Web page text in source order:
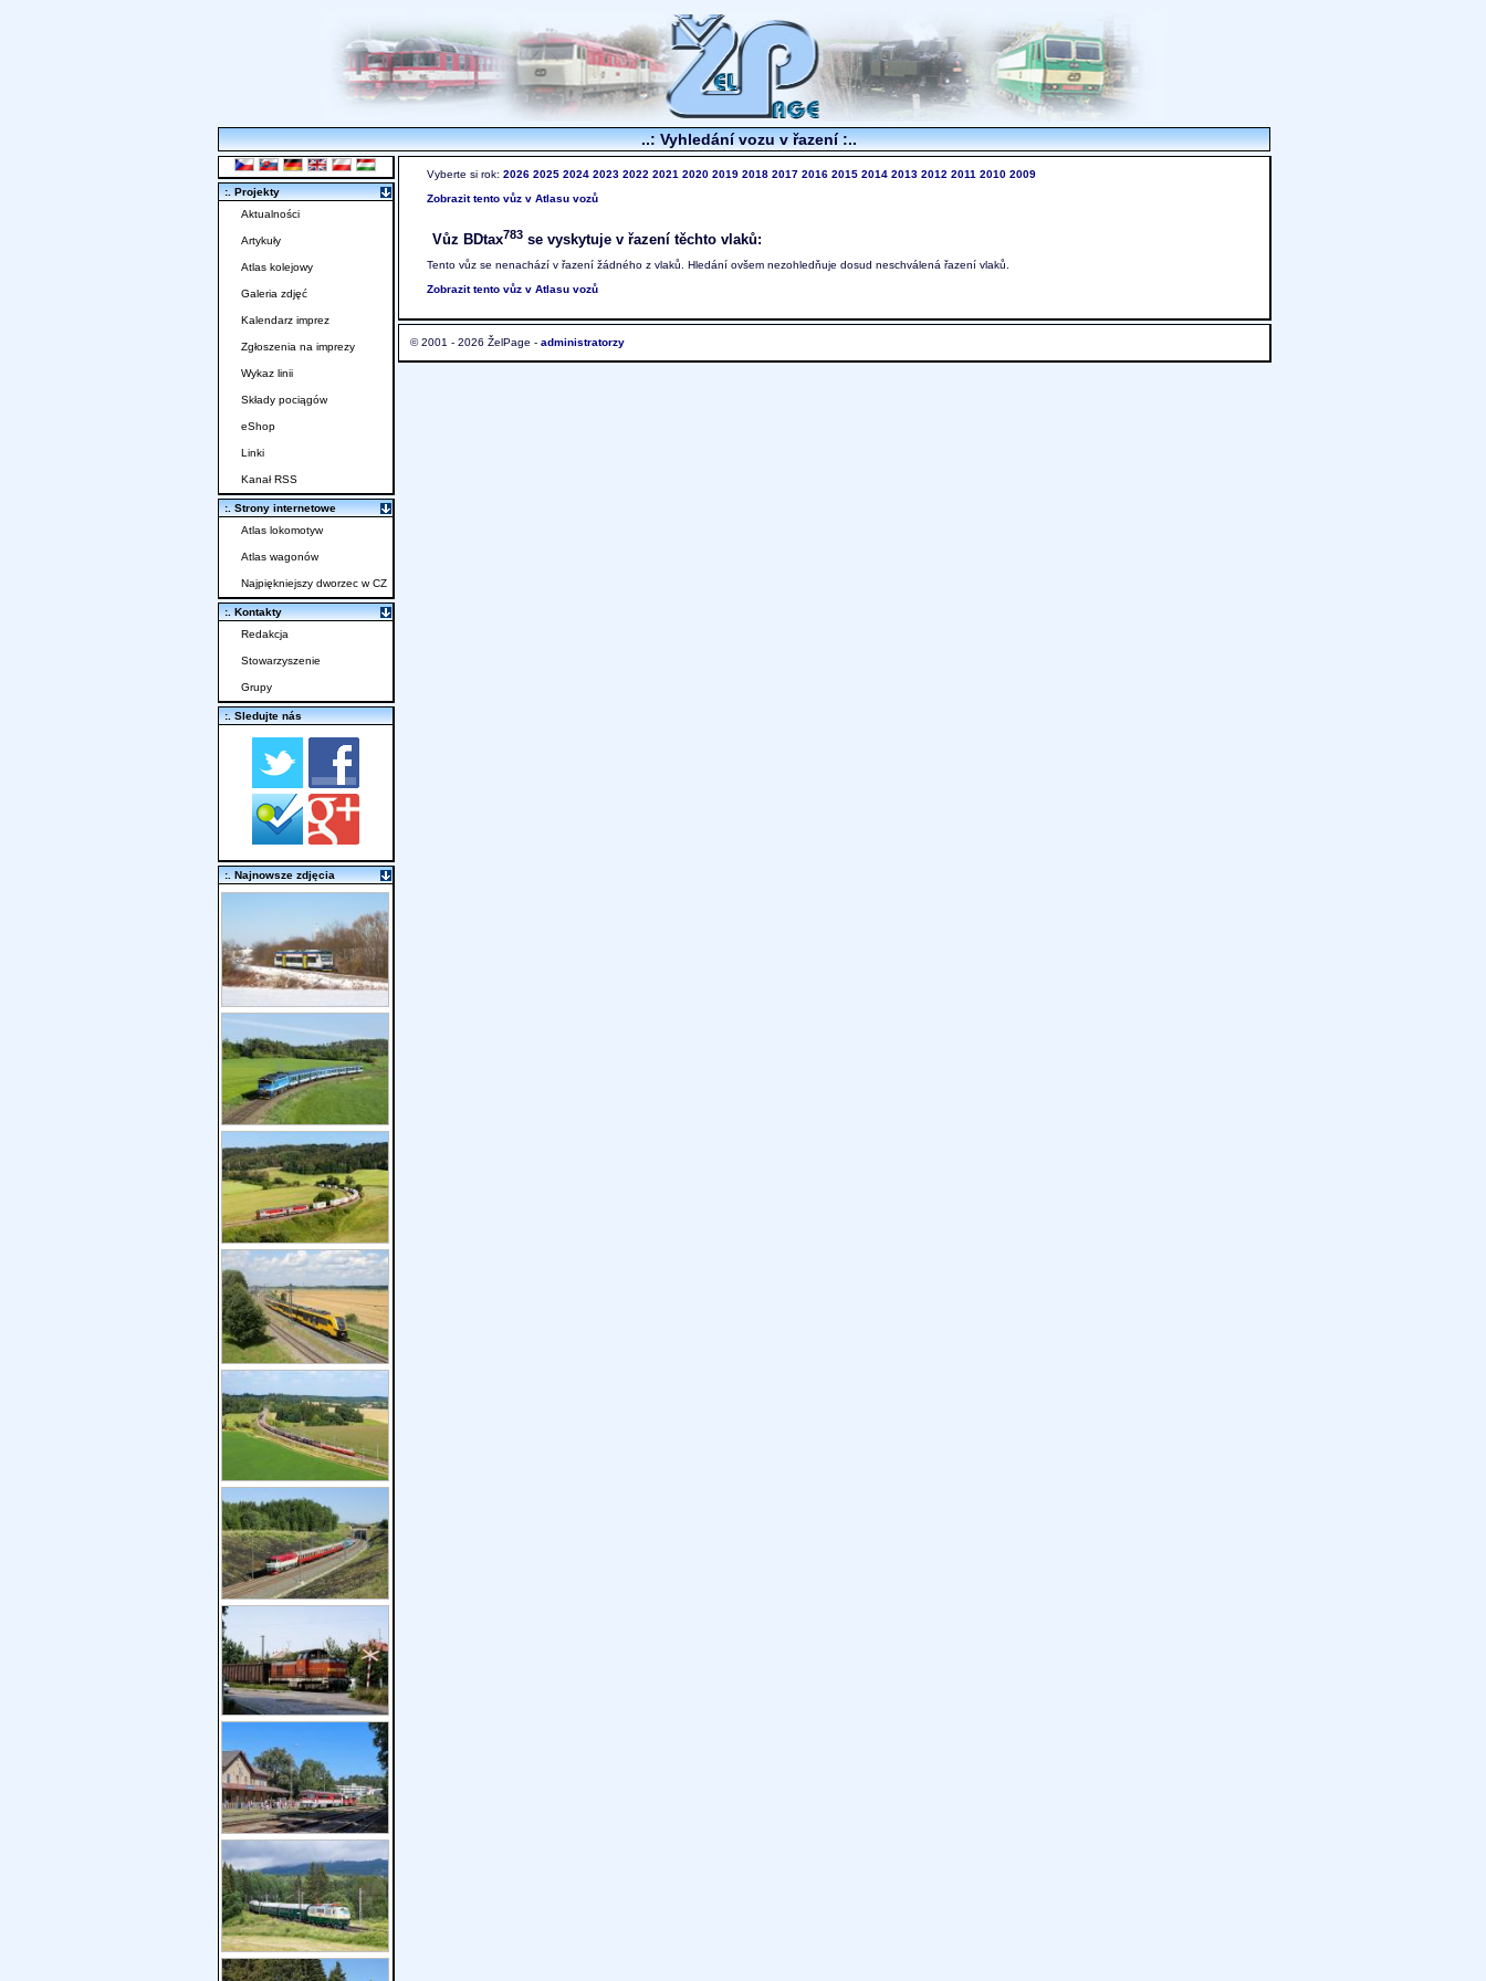
..: Vyhledání vozu v řazení :..
Vyberte si rok: 2026 2025 2024 2023 2022 2021 2020 2019 2018 2017 2016 2015 2014 2013 2012 2011 2010 2009
Zobrazit tento vůz v Atlasu vozů
Vůz BDtax783 se vyskytuje v řazení těchto vlaků:
Tento vůz se nenachází v řazení žádného z vlaků. Hledání ovšem nezohledňuje dosud neschválená řazení vlaků.
Zobrazit tento vůz v Atlasu vozů
© 2001 - 2026 ŽelPage - administratorzy
:. Projekty
Aktualności
Artykuły
Atlas kolejowy
Galeria zdjęć
Kalendarz imprez
Zgłoszenia na imprezy
Wykaz linii
Składy pociągów
eShop
Linki
Kanał RSS
:. Strony internetowe
Atlas lokomotyw
Atlas wagonów
Najpiękniejszy dworzec w CZ
:. Kontakty
Redakcja
Stowarzyszenie
Grupy
:. Sledujte nás
:. Najnowsze zdjęcia